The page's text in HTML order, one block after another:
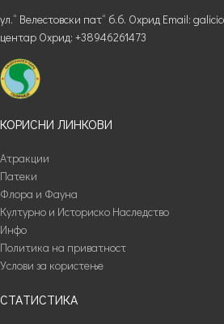
ул.“ Велестовски пат“ б.б. Охрид Email:
центар Охрид: +38946261473
КОРИСНИ ЛИНКОВИ
Атракции
Патеки
Флора и Фауна
Културно и Историско Наследство
Инфо
Политика на приватност
Услови за користење
СТАТИСТИКА